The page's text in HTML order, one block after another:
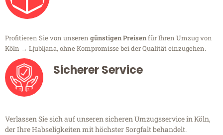
Profitieren Sie von unseren günstigen Preisenfür Ihren Umzug von
Köln → Ljubljana, ohne Kompromisse bei der Qualität einzugehen.
Sicherer Service
Verlassen Sie sich auf unseren sicheren Umzugsservice in Köln,
der Ihre Habseligkeiten mit höchster Sorgfalt behandelt.